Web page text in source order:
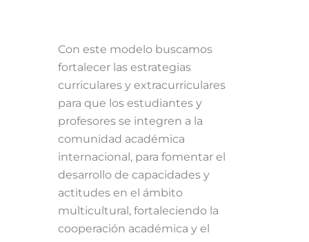
Con este modelo buscamos
fortalecer las estrategias
curriculares y extracurriculares
para que los estudiantes y
profesores se integren a la
comunidad académica
internacional, para fomentar el
desarrollo de capacidades y
actitudes en el ámbito
multicultural, fortaleciendo la
cooperación académica y el